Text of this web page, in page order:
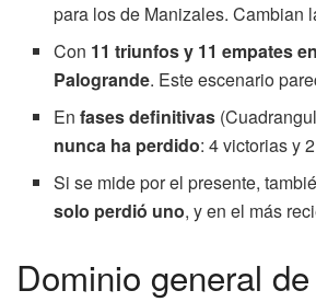
para los de Manizales. Cambian
Con 11 triunfos y 11 empates
Palogrande. Este escenario
Enfases definitivas
nunca ha perdido: 4 victorias y
Si se mide por el presente,
solo perdió uno, y en el más
Dominio general